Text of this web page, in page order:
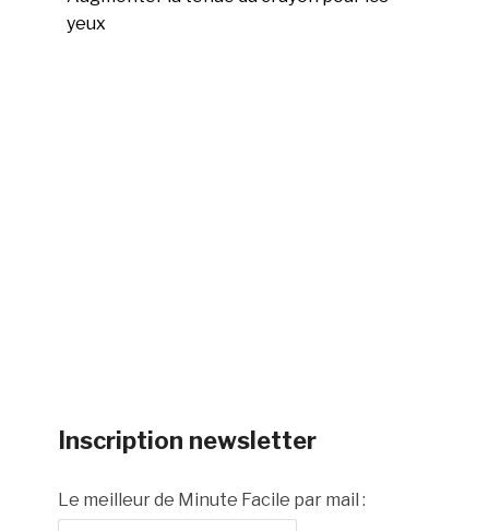
yeux
Inscription newsletter
Le meilleur de Minute Facile par mail :